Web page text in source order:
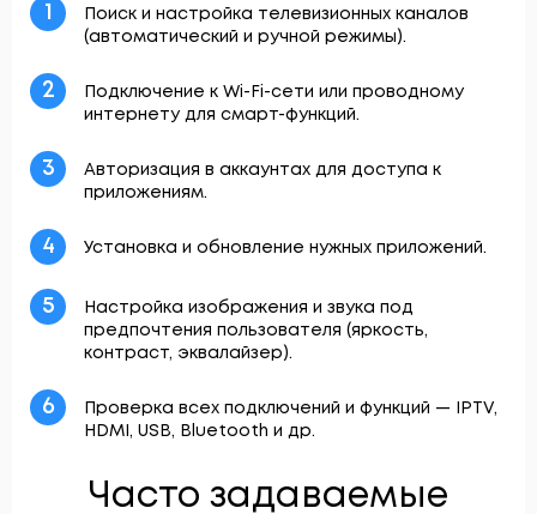
1
Поиск и настройка телевизионных каналов
(автоматический и ручной режимы).
2
Подключение к Wi-Fi-сети или проводному
интернету для смарт-функций.
3
Авторизация в аккаунтах для доступа к
приложениям.
4 Установка и обновление нужных приложений.
5
Настройка изображения и звука под
предпочтения пользователя (яркость,
контраст, эквалайзер).
6
Проверка всех подключений и функций — IPTV,
HDMI, USB, Bluetooth и др.
Часто задаваемые